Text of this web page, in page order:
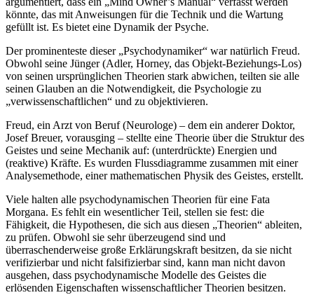
könnte, das mit Anweisungen für die Technik und die Wartung
gefüllt ist. Es bietet eine Dynamik der Psyche.
Der prominenteste dieser „Psychodynamiker“ war natürlich Freud.
Obwohl seine Jünger (Adler, Horney, das Objekt-Beziehungs-Los)
von seinen ursprünglichen Theorien stark abwichen, teilten sie alle
seinen Glauben an die Notwendigkeit, die Psychologie zu
„verwissenschaftlichen“ und zu objektivieren.
Freud, ein Arzt von Beruf (Neurologe) – dem ein anderer Doktor,
Josef Breuer, vorausging – stellte eine Theorie über die Struktur des
Geistes und seine Mechanik auf: (unterdrückte) Energien und
(reaktive) Kräfte. Es wurden Flussdiagramme zusammen mit einer
Analysemethode, einer mathematischen Physik des Geistes, erstellt.
Viele halten alle psychodynamischen Theorien für eine Fata
Morgana. Es fehlt ein wesentlicher Teil, stellen sie fest: die
Fähigkeit, die Hypothesen, die sich aus diesen „Theorien“ ableiten,
zu prüfen. Obwohl sie sehr überzeugend sind und
überraschenderweise große Erklärungskraft besitzen, da sie nicht
verifizierbar und nicht falsifizierbar sind, kann man nicht davon
ausgehen, dass psychodynamische Modelle des Geistes die
erlösenden Eigenschaften wissenschaftlicher Theorien besitzen.